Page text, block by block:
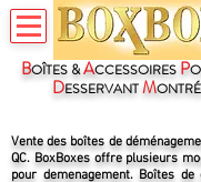
BOÎTES &ACCESSOIRES P
DESSERVANTM
Vente des boîtes de
QC. BoxBoxes offre plusieurs
pour demenagement. Boîtes